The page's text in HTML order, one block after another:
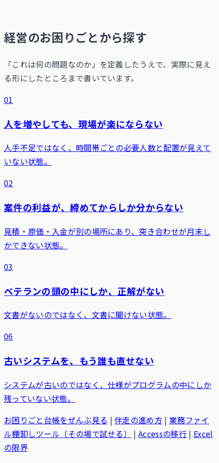
経営のお困りごとから探す
「これは何の問題なのか」を定義したうえで、実際に見え
る形にしたところまで書いています。
01
人を増やしても、現場が楽にならない
人手不足ではなく、時間帯ごとの必要人数と配置が見えて
いない状態。
02
案件の利益が、締めてからしか分からない
見積・原価・入金が別の場所にあり、突き合わせが月末し
かできない状態。
03
ベテランの頭の中にしか、正解がない
文書がないのではなく、文書に聞けない状態。
06
古いシステムを、もう誰も直せない
システムが古いのではなく、仕様がプログラムの中にしか
残っていない状態。
お困りごと台帳をぜんぶ見る | 伴走の進め方 | 業務ファイ
ル棚卸しツール（その場で試せる）
| Accessの移行 | Excel
の限界